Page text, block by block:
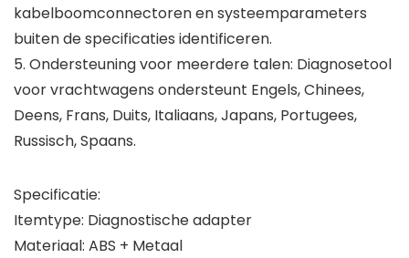
kabelboomconnectoren en systeemparameters
buiten de specificaties identificeren.
5. Ondersteuning voor meerdere talen: Diagnosetool
voor vrachtwagens ondersteunt Engels, Chinees,
Deens, Frans, Duits, Italiaans, Japans, Portugees,
Russisch, Spaans.
Specificatie:
Itemtype: Diagnostische adapter
Materiaal: ABS + Metaal